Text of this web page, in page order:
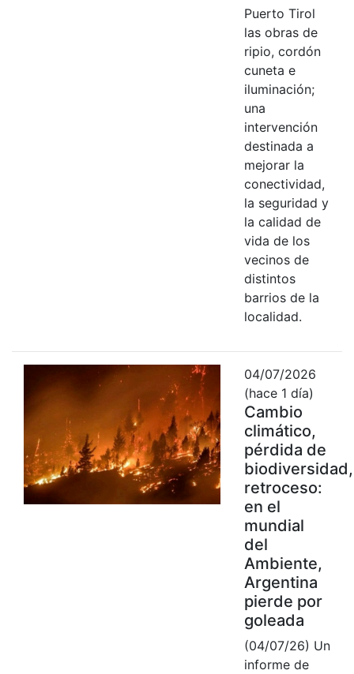
Puerto Tirol
las obras de
ripio, cordón
cuneta e
iluminación;
una
intervención
destinada a
mejorar la
conectividad,
la seguridad y
la calidad de
vida de los
vecinos de
distintos
barrios de la
localidad.
04/07/2026
(hace 1 día)
Cambio
climático,
pérdida de
biodiversidad,
retroceso:
en el
mundial
del
Ambiente,
Argentina
pierde por
goleada
(04/07/26) Un
informe de